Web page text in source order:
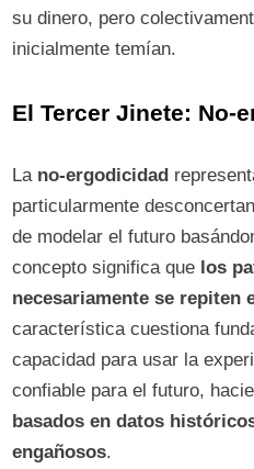
su dinero, pero
inicialmente temían.
El Tercer Jinete: No-
La no-ergodicidad
particularmente
de modelar el futuro
concepto significa que los
necesariamente se repiten
característica cuestiona
capacidad para usar la
confiable para el futuro,
basados en datos
engañosos.